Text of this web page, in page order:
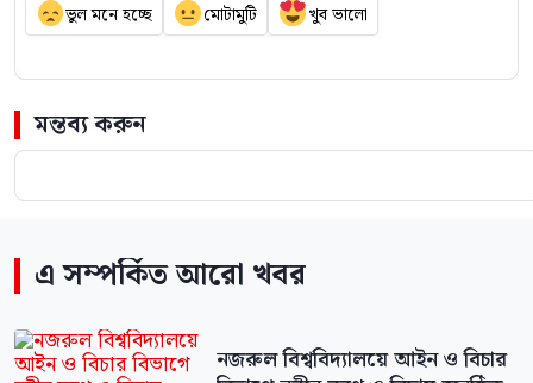
ভুল মনে হচ্ছে মোটামুটি খুব ভালো
মন্তব্য করুন
এ সম্পর্কিত আরো খবর
নজরুল বিশ্ববিদ্যালয়ে আইন ও বিচার